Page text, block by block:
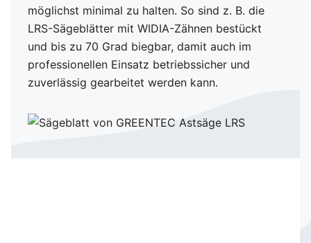
Anbaumöglichkeiten
möglichst minimal zu halten. So sind z. B. die
LRS-Sägeblätter mit WIDIA-Zähnen bestückt
und bis zu 70 Grad biegbar, damit auch im
professionellen Einsatz betriebssicher und
zuverlässig gearbeitet werden kann.